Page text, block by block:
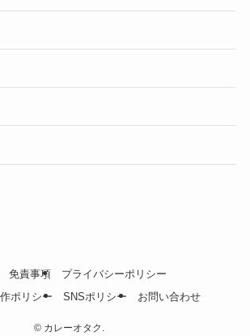
免責事項
プライバシーポリシー
ポリシー
SNSポリシー お問い合わせ
©カレーオタク.